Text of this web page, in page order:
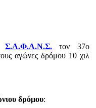
Σ.Α.Φ.Α.Ν.Σ.
τον 37ο
αγώνες δρόμου 10 χιλ
δρόμου: